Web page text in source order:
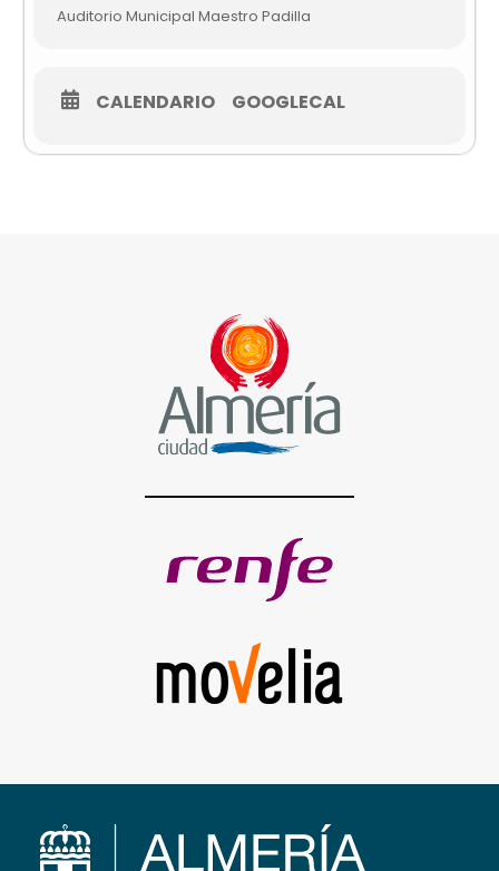
Auditorio Municipal Maestro Padilla
CALENDARIO GOOGLECAL